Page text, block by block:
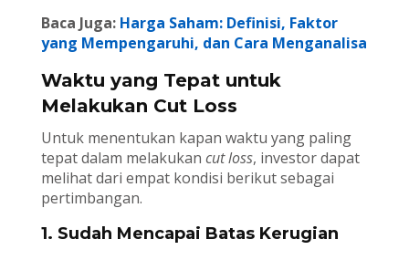
Baca Juga: Harga Saham: Definisi, Faktor
yang Mempengaruhi, dan Cara Menganalisa
Waktu yang Tepat untuk
Melakukan Cut Loss
Untuk menentukan kapan waktu yang paling
tepat dalam melakukan cut loss, investor dapat
melihat dari empat kondisi berikut sebagai
pertimbangan.
1. Sudah Mencapai Batas Kerugian